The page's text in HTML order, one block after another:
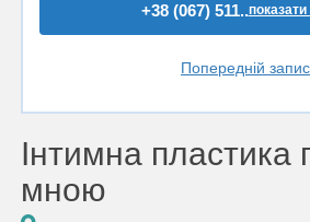
+38 (067) 511..
Попередній запис
Інтимна пластика
мною